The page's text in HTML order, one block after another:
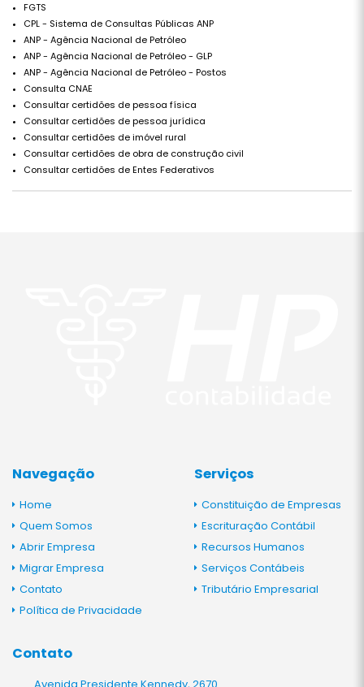
FGTS
CPL - Sistema de Consultas Públicas ANP
ANP - Agência Nacional de Petróleo
ANP - Agência Nacional de Petróleo - GLP
ANP - Agência Nacional de Petróleo - Postos
Consulta CNAE
Consultar certidões de pessoa física
Consultar certidões de pessoa jurídica
Consultar certidões de imóvel rural
Consultar certidões de obra de construção civil
Consultar certidões de Entes Federativos
Navegação
Home
Quem Somos
Abrir Empresa
Migrar Empresa
Contato
Política de Privacidade
Serviços
Constituição de Empresas
Escrituração Contábil
Recursos Humanos
Serviços Contábeis
Tributário Empresarial
Contato